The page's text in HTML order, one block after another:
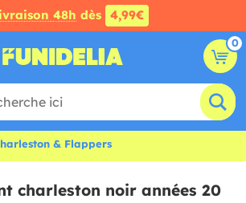
48h dès 4,99€
0
& Flappers
charleston noir années 20